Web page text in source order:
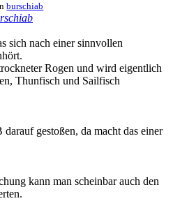
burschiab
sich nach einer sinnvollen
Rogen und wird eigentlich
Thunfisch und Sailfisch
gestoßen, da macht das einer
kann man scheinbar auch den